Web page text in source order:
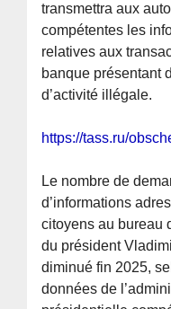
transmettra aux
compétentes les
relatives aux
banque présentant
d’activité illégale.
https://tass.ru/
Le nombre de
d’informations
citoyens au bureau
du président
diminué fin 2025,
données de